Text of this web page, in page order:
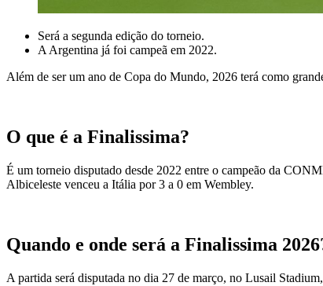
Será a segunda edição do torneio.
A Argentina já foi campeã em 2022.
Além de ser um ano de Copa do Mundo, 2026 terá como
O que é a Finalissima?
É um torneio disputado desde 2022 entre o campeão da
Albiceleste venceu a Itália por 3 a 0 em Wembley.
Quando e onde será a Finalissima
A partida será disputada no dia 27 de março, no Lusail